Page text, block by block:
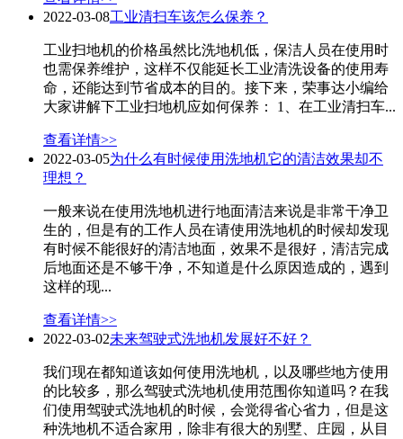
2022-03-08工业清扫车该怎么保养？
工业扫地机的价格虽然比洗地机低，保洁人员在使用时
也需保养维护，这样不仅能延长工业清洗设备的使用寿
命，还能达到节省成本的目的。接下来，荣事达小编给
大家讲解下工业扫地机应如何保养： 1、在工业清扫车...
查看详情>>
2022-03-05为什么有时候使用洗地机它的清洁效果却不
理想？
一般来说在使用洗地机进行地面清洁来说是非常干净卫
生的，但是有的工作人员在请使用洗地机的时候却发现
有时候不能很好的清洁地面，效果不是很好，清洁完成
后地面还是不够干净，不知道是什么原因造成的，遇到
这样的现...
查看详情>>
2022-03-02未来驾驶式洗地机发展好不好？
我们现在都知道该如何使用洗地机，以及哪些地方使用
的比较多，那么驾驶式洗地机使用范围你知道吗？在我
们使用驾驶式洗地机的时候，会觉得省心省力，但是这
种洗地机不适合家用，除非有很大的别墅、庄园，从目